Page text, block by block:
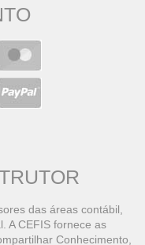
das áreas contábil,
A CEFIS fornece as
Conhecimento,